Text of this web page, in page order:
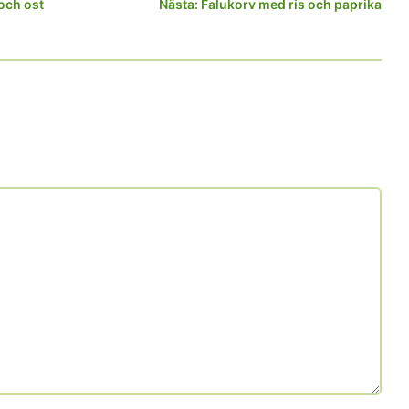
ost Nästa: Falukorv med ris och paprika